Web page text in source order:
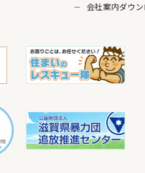
会社案内ダウン